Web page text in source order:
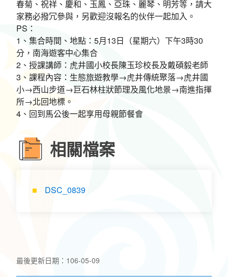
春菊、祝祥、慶和、玉鳳、亞珠、麗琴、明芳等，請大
家務必撥冗參與，另歡迎沒報名的伙伴一起加入。
PS：
1、集合時間、地點：5月13日（星期六）下午3時30
分，南海遊客中心集合
2、授課講師：虎井國小校長陳玉珍校長及戴碩毅老師
3、課程內容：生態旅遊教學→虎井傳統聚落→虎井國
小→西山步道→巨石林柱狀節理及風化地景→南進指揮
所→北回地標。
4、回到馬公後一起享用母親節餐會
相關檔案
DSC_0839
最後更新日期：106-05-09